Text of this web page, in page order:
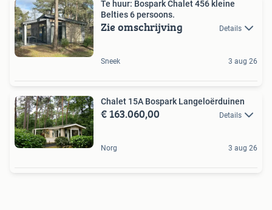
Te huur: Bospark Chalet 456 kleine
Belties 6 persoons.
Zie omschrijving Details
Sneek 3 aug 26
Chalet 15A Bospark Langeloërduinen
€ 163.060,00 Details
Norg 3 aug 26